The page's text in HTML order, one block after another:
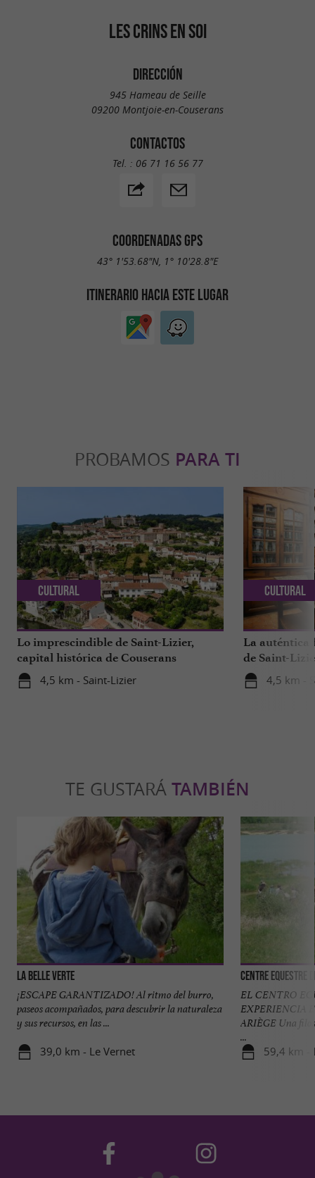
LES CRINS EN SOI
DIRECCIÓN
945 Hameau de Seille
09200 Montjoie-en-Couserans
CONTACTOS
Tel. : 06 71 16 56 77
COORDENADAS GPS
43° 1'53.68"N, 1° 10'28.8"E
ITINERARIO HACIA ESTE LUGAR
PROBAMOS PARA TI
Lo imprescindible de Saint-Lizier,
capital histórica de Couserans
4,5 km - Saint-Lizier
Cultural
La auténtica
de Saint-
de Francia
4,5 km -
Cultural
TE GUSTARÁ TAMBIÉN
La Belle Verte
¡ESCAPE GARANTIZADO! Al ritmo del burro,
paseos acompañados, para descubrir la naturaleza
y sus recursos, en las ...
39,0 km - Le Vernet
Centre Equestre
EL CENTRO
EXPERIENCIA
ARIÈGE Una
...
59,4 km -